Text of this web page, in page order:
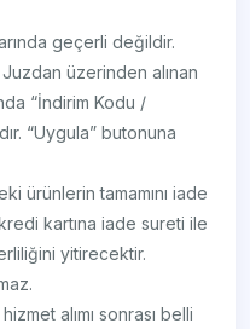
geçerli değildir.
üzerinden alınan
“İndirim Kodu /
“Uygula” butonuna
ürünlerin tamamını iade
kartına iade sureti ile
yitirecektir.
alımı sonrası belli